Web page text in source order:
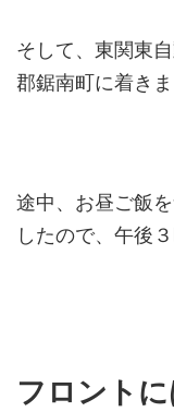
そして、東関東
郡鋸南町に着きま
途中、お昼ご飯
したので、午後
フロントに